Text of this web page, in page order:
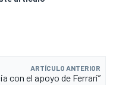
ARTÍCULO ANTERIOR
con el apoyo de Ferrari”